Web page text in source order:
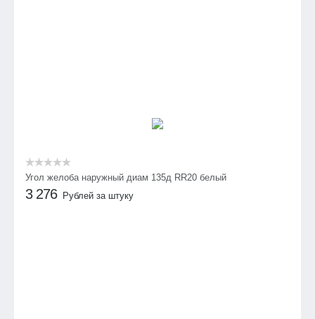
Угол желоба наружный диам 135д RR20 белый
3 276 Рублей за штуку